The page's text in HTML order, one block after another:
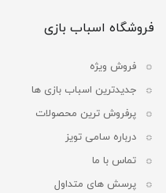
فروشگاه اسباب بازی
فروش ویژه
جدیدترین اسباب بازی ها
پرفروش ترین محصولات
درباره سامی تویز
تماس با ما
پرسش های متداول